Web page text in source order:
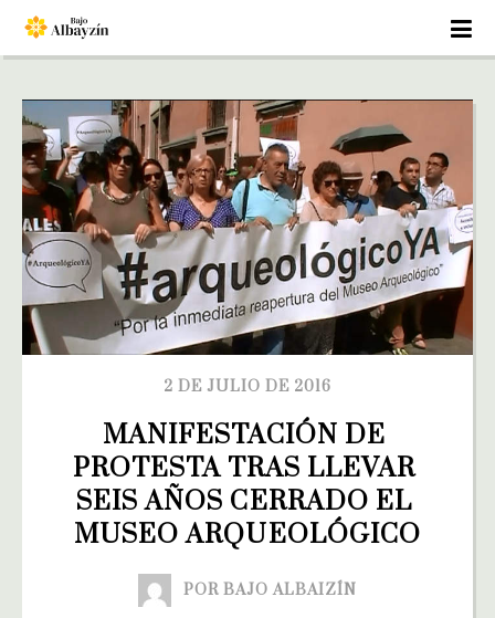
2 DE JULIO DE 2016
MANIFESTACIÓN DE
PROTESTA TRAS LLEVAR
SEIS AÑOS CERRADO EL
MUSEO ARQUEOLÓGICO
POR BAJO ALBAIZÍN